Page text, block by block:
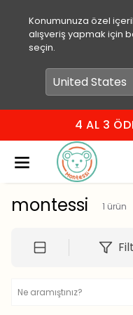
Konumunuza özel
alışveriş yapmak için
seçin.
4 AL 3
montessi 1 ürün